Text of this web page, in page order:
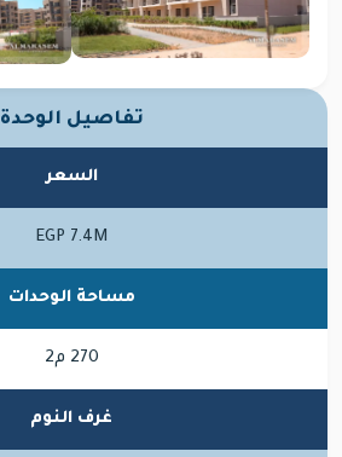
تفاصيل الوحدة
السعر
EGP 7.4M
مساحة الوحدات
270 م2
غرف النوم